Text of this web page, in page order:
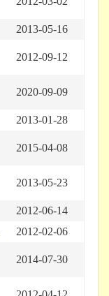
2013-05-16
2012-09-12
2020-09-09
2013-01-28
2015-04-08
2013-05-23
2012-06-14
2012-02-06
2014-07-30